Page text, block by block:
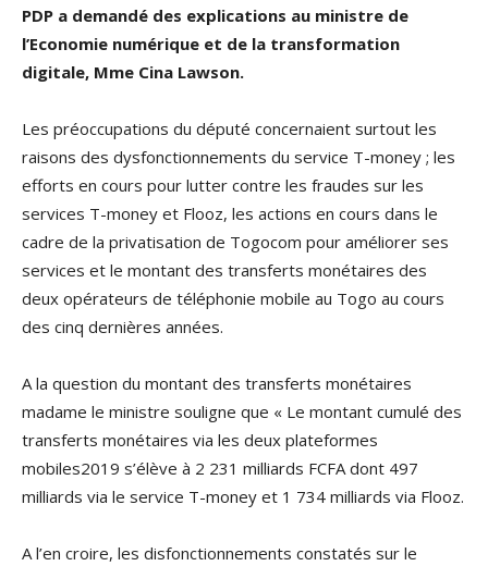
PDP a demandé des explications au ministre de
l’Economie numérique et de la transformation
digitale, Mme Cina Lawson.
Les préoccupations du député concernaient surtout les
raisons des dysfonctionnements du service T-money ; les
efforts en cours pour lutter contre les fraudes sur les
services T-money et Flooz, les actions en cours dans le
cadre de la privatisation de Togocom pour améliorer ses
services et le montant des transferts monétaires des
deux opérateurs de téléphonie mobile au Togo au cours
des cinq dernières années.
A la question du montant des transferts monétaires
madame le ministre souligne que « Le montant cumulé des
transferts monétaires via les deux plateformes
mobiles2019 s’élève à 2 231 milliards FCFA dont 497
milliards via le service T-money et 1 734 milliards via Flooz.
A l’en croire, les disfonctionnements constatés sur le